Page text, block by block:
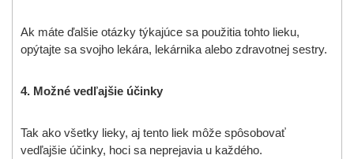
Ak máte ďalšie otázky týkajúce sa použitia tohto lieku,
opýtajte sa svojho lekára, lekárnika alebo zdravotnej sestry.
4. Možné vedľajšie účinky
Tak ako všetky lieky, aj tento liek môže spôsobovať
vedľajšie účinky, hoci sa neprejavia u každého.